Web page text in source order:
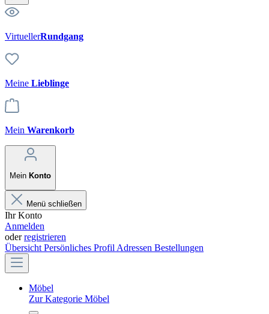
VirtuellerRundgang
Meine Lieblinge
Mein Warenkorb
Mein Konto
Menü schließen
Ihr Konto
Anmelden
oderregistrieren
Übersicht Persönliches Profil Adressen Bestellungen
Möbel
Zur Kategorie Möbel